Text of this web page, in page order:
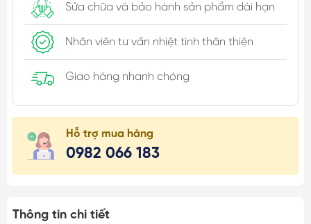
Sửa chữa và bảo hành sản phẩm dài hạn
Nhân viên tư vấn nhiệt tình thân thiện
Giao hàng nhanh chóng
Hỗ trợ mua hàng
0982 066 183
Thông tin chi tiết